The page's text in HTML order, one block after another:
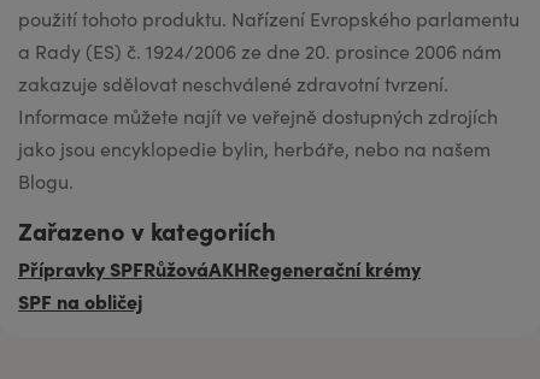
použití tohoto produktu. Nařízení Evropského parlamentu
a Rady (ES) č. 1924/2006 ze dne 20. prosince 2006 nám
zakazuje sdělovat neschválené zdravotní tvrzení.
Informace můžete najít ve veřejně dostupných zdrojích
jako jsou encyklopedie bylin, herbáře, nebo na našem
Blogu.
Zařazeno v kategoriích
Přípravky SPFRůžováAKHRegenerační krémy
SPF na obličej